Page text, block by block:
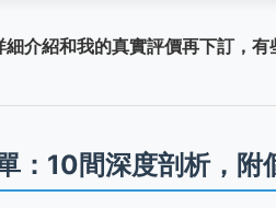
介紹和我的真實評價再下訂，
：10間深度剖析，附